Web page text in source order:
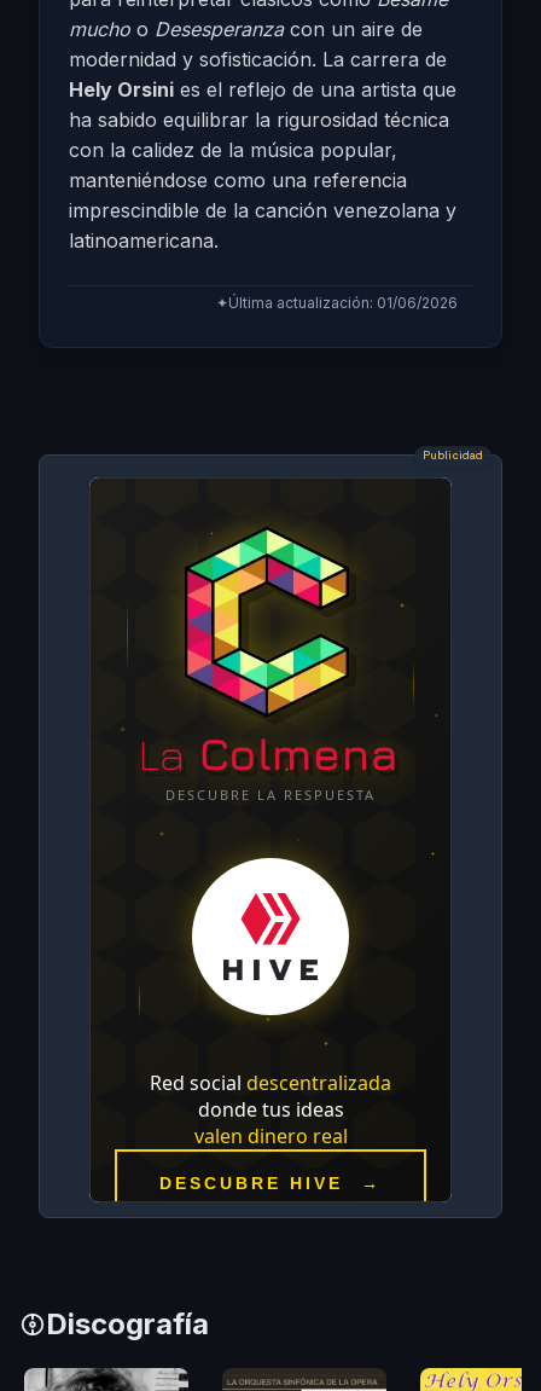
mucho o Desesperanzacon un aire de
modernidad y sofisticación. La carrera de
Hely Orsini es el reflejo de una artista que
ha sabido equilibrar la rigurosidad técnica
con la calidez de la música popular,
manteniéndose como una referencia
imprescindible de la canción venezolana y
latinoamericana.
✦Última actualización: 01/06/2026
Publicidad
Discografía